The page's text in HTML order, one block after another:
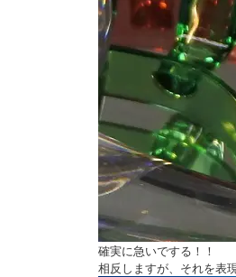
確実に急いでする！！
相反しますが、それを表